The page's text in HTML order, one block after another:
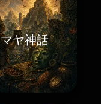
マヤ神話